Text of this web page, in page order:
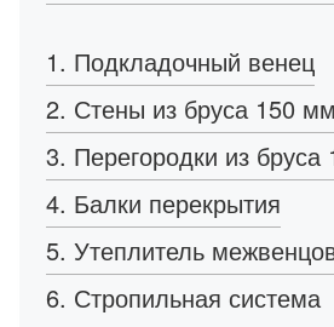
1. Подкладочный венец
2. Стены из бруса 150
3. Перегородки из
4. Балки перекрытия
5. Утеплитель
6. Стропильная система